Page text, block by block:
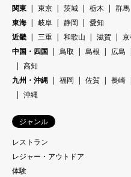
関東
東京 茨城 栃木 群馬
東海
岐阜 静岡
愛知
近畿
三重 和歌山 滋賀
中国・四国
鳥取 島根 広島
高知
九州・沖縄
福岡 佐賀 長崎
沖縄
ジャンル
レストラン
レジャー・アウトドア
体験